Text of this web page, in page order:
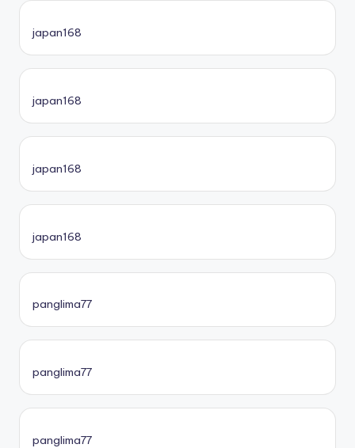
japan168
japan168
japan168
japan168
panglima77
panglima77
panglima77